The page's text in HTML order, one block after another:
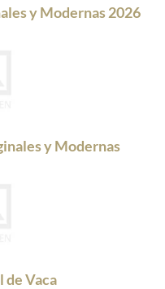
y Modernas 2026
y Modernas
de Vaca